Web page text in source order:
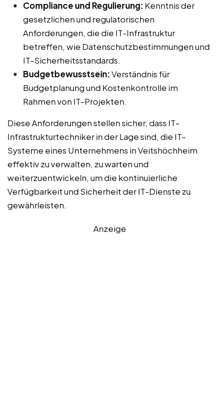
Compliance und Regulierung: Kenntnis der
gesetzlichen und regulatorischen
Anforderungen, die die IT-Infrastruktur
betreffen, wie Datenschutzbestimmungen und
IT-Sicherheitsstandards.
Budgetbewusstsein:Verständnis für
Budgetplanung und Kostenkontrolle im
Rahmen von IT-Projekten.
Diese Anforderungen stellen sicher, dass IT-
Infrastrukturtechniker in der Lage sind, die IT-
Systeme eines Unternehmens in Veitshöchheim
effektiv zu verwalten, zu warten und
weiterzuentwickeln, um die kontinuierliche
Verfügbarkeit und Sicherheit der IT-Dienste zu
gewährleisten.
Anzeige